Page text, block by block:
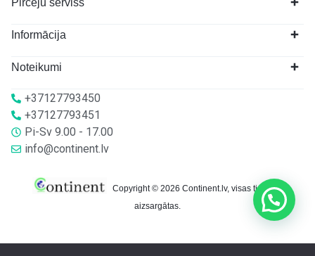
Informācija
Noteikumi
+37127793450
+37127793451
Pi-Sv 9.00 - 17.00
info@continent.lv
Copyright © 2026 Continent.lv, visas tiesības
aizsargātas.